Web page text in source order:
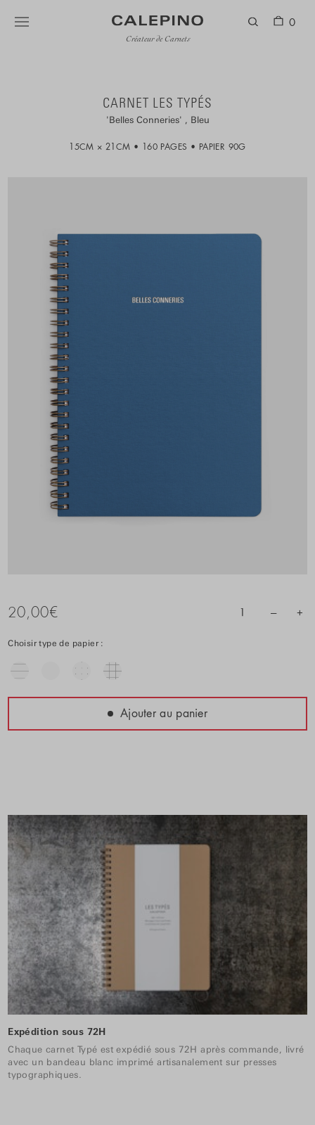
Créateur de Carnets
0
CARNET LES TYPÉS
Belles Conneries Bleu
15CM × 21CM 160 PAGES PAPIER 90G
20,00€ 1 – +
Choisir type de papier :
Ajouter au panier
Expédition sous 72H
Chaque carnet Typé est expédié sous 72H après commande, livré
avec un bandeau blanc imprimé artisanalement sur presses
typographiques.